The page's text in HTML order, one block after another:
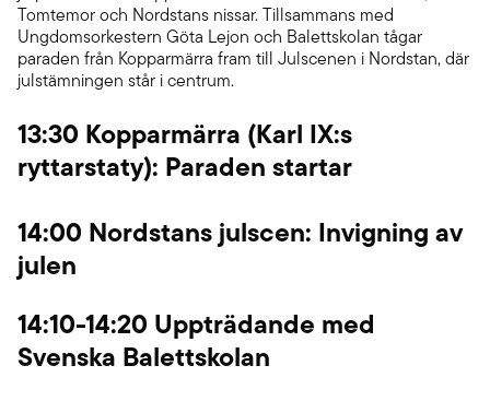
Tomtemor och Nordstans nissar. Tillsammans med
Ungdomsorkestern Göta Lejon och Balettskolan tågar
paraden från Kopparmärra fram till Julscenen i Nordstan, där
julstämningen står i centrum.
13:30 Kopparmärra (Karl IX:s
ryttarstaty): Paraden startar
14:00 Nordstans julscen: Invigning av
julen
14:10-14:20 Uppträdande med
Svenska Balettskolan